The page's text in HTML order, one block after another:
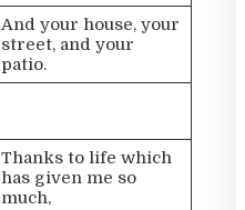
And your house, your
street, and your
patio.
Thanks to life which
has given me so
much,